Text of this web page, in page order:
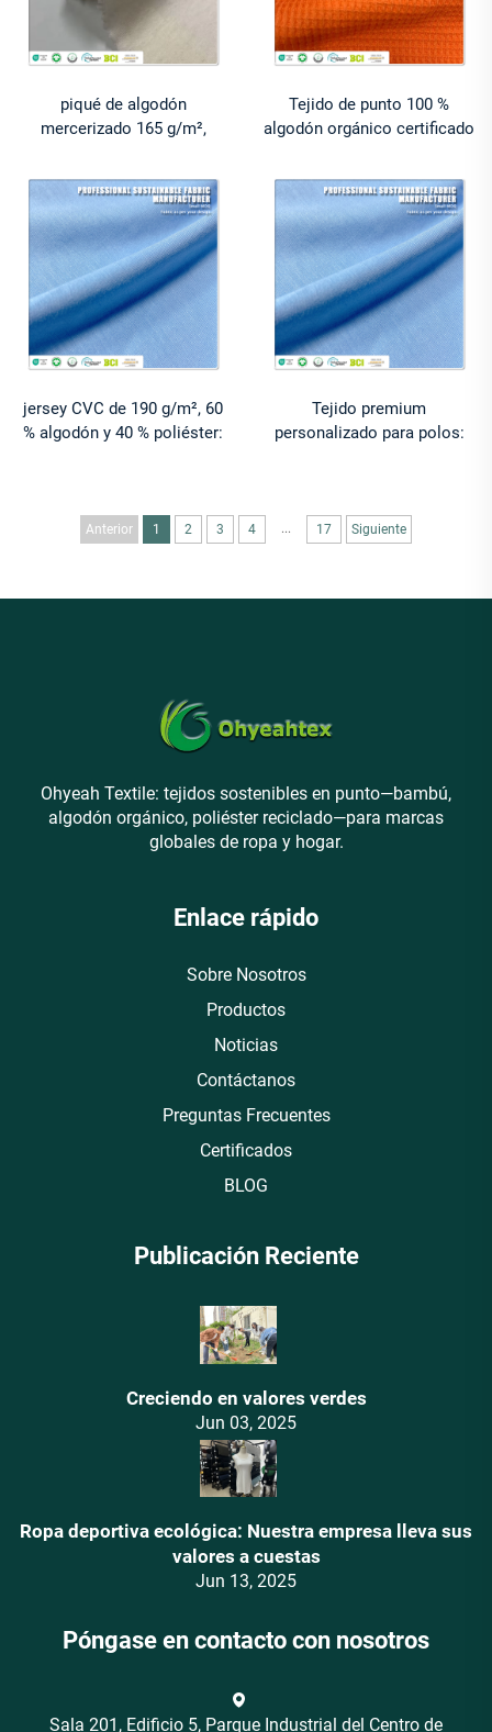
piqué de algodón
mercerizado 165 g/m²,
ligero para confección textil
y decoración del hogar –
fabricación bajo pedido
Tejido de punto 100 %
algodón orgánico certificado
ecológico, antibacteriano,
elástico y transpirable para
ropa infantil
jersey CVC de 190 g/m², 60
% algodón y 40 % poliéster:
Tejido premium
personalizado para polos:
muestras gratuitas
Anterior 1 2 3 4 ... 17 Siguiente
Ohyeah Textile: tejidos sostenibles en punto—bambú,
algodón orgánico, poliéster reciclado—para marcas
globales de ropa y hogar.
Enlace rápido
Sobre Nosotros
Productos
Noticias
Contáctanos
Preguntas Frecuentes
Certificados
BLOG
Publicación Reciente
Creciendo en valores verdes
Jun 03, 2025
Ropa deportiva ecológica: Nuestra empresa lleva sus
valores a cuestas
Jun 13, 2025
Póngase en contacto con nosotros
Sala 201, Edificio 5, Parque Industrial del Centro de